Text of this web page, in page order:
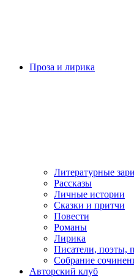
Проза и лирика
Литературные
Рассказы
Личные истории
Сказки и притчи
Повести
Романы
Лирика
Писатели, поэты,
Собрание
Авторский клуб